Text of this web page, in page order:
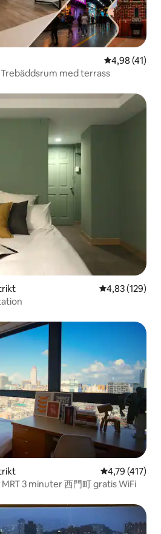
4,98 av 5 i
4,98 (41)
med terrass
4,83 av 5 i
4,83 (129)
4,79 av 5 i
4,79 (417)
3 minuter 西門町 gratis WiFi